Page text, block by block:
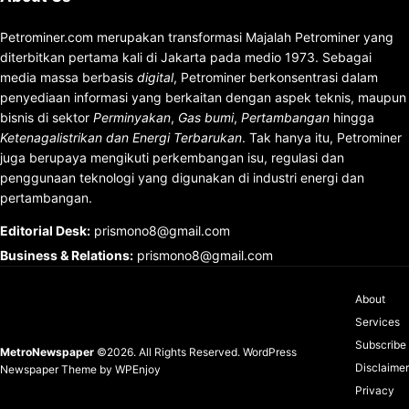
Petrominer.com merupakan transformasi Majalah Petrominer yang
diterbitkan pertama kali di Jakarta pada medio 1973. Sebagai
media massa berbasis digital, Petrominer berkonsentrasi dalam
penyediaan informasi yang berkaitan dengan aspek teknis, maupun
bisnis di sektor Perminyakan, Gas bumi, Pertambangan hingga
Ketenagalistrikan dan Energi Terbarukan. Tak hanya itu, Petrominer
juga berupaya mengikuti perkembangan isu, regulasi dan
penggunaan teknologi yang digunakan di industri energi dan
pertambangan.
Editorial Desk: prismono8@gmail.com
Business & Relations: prismono8@gmail.com
MetroNewspaper ©2026. All Rights Reserved. WordPress
Newspaper Theme by WPEnjoy
About
Services
Subscribe
Disclaimer
Privacy